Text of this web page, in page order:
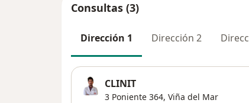
Consultas (3)
Dirección 1 Dirección 2
CLINIT
3 Poniente 364, Viña del Mar